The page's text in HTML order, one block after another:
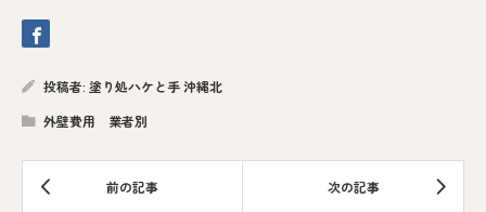
投稿者: 塗り処ハケと手 沖縄北
外壁費用 業者別